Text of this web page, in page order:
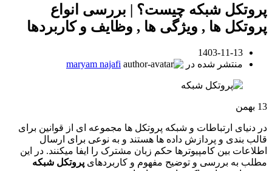
پروتکل شبکه چیست؟ | بررسی انواع
پروتکل ها , ویژگی ها , وظایف و کاربردها
1403-11-13
منتشر شده در
maryam najafi
13 بهمن
در دنیای ارتباطات و شبکه پروتکل ها مجموعه ای از قوانین برای
قالب بندی و پردازش داده ها هستند و به نوعی برای ارسال
اطلاعات بین کامپیوترها حکم زبان مشترک را ایفا میکنند. در این
مطلب به بررسی و توضیح مفهوم و کاربردهای پروتکل شبکه